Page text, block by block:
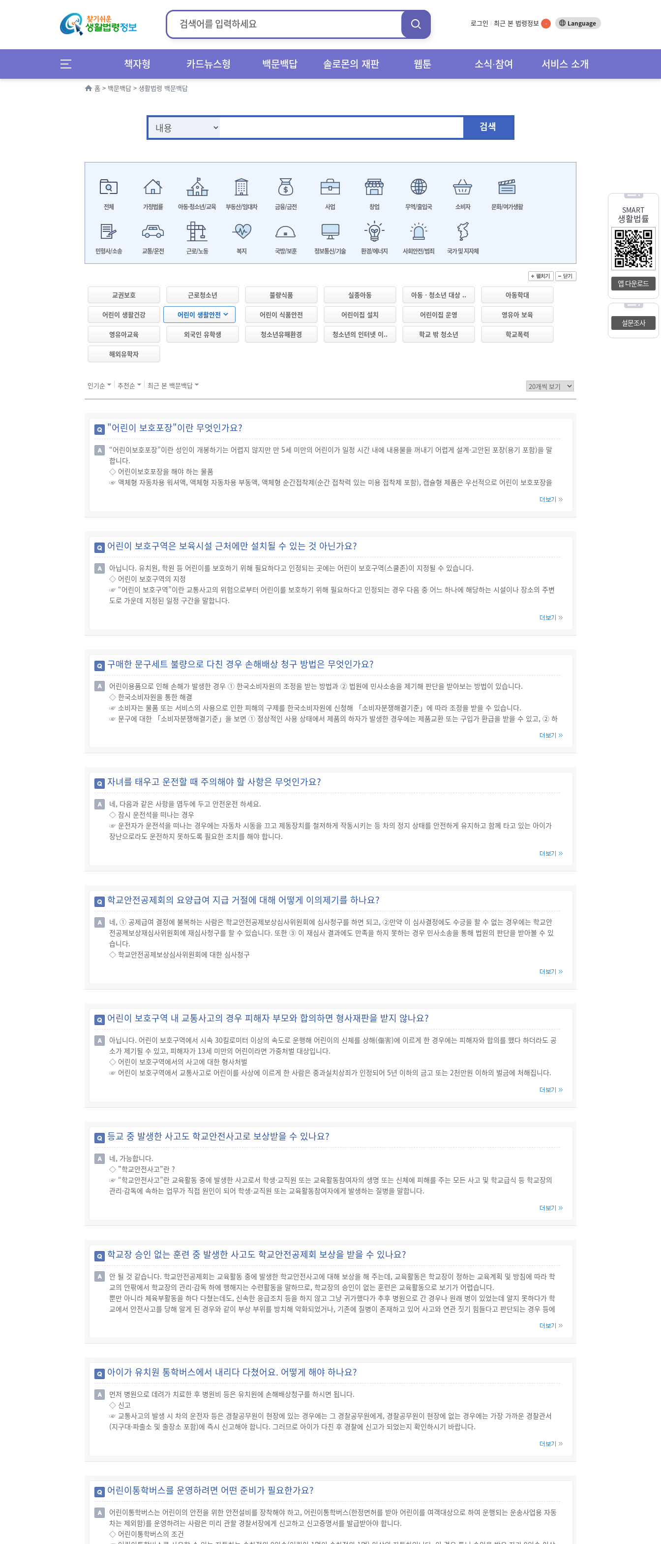
로그인 최근 본 법령정보 - Language
책자형 카드뉴스형 백문백답 솔로몬의 재판 웹툰 소식∙참여 서비스 소개
SMART
생활법률
앱 다운로드
설문조사
홈 > 백문백답 > 생활법령 백문백답
검색
전체 가정법률 아동·청소년/교육 부동산/임대차 금융/금전 사업 창업 무역/출입국 소비자 문화/여가생활
민형사/소송 교통/운전 근로/노동 복지 국방/보훈 정보통신/기술 환경/에너지 사회안전/범죄 국가 및 지자체
교권보호 근로청소년 불량식품 실종아동 아동ㆍ청소년 대상 .. 아동학대
어린이 생활건강 어린이 생활안전 어린이 식품안전 어린이집 설치 어린이집 운영 영유아 보육
영유아교육 외국인 유학생 청소년유해환경 청소년의 인터넷 이.. 학교 밖 청소년 학교폭력
해외유학자
인기순 추천순 최근 본 백문백답
"어린이 보호포장"이란 무엇인가요?
“어린이보호포장”이란 성인이 개봉하기는 어렵지 않지만 만 5세 미만의 어린이가 일정 시간 내에 내용물을 꺼내기 어렵게 설계·고안된 포장(용기 포함)을 말
합니다.
◇ 어린이보호포장을 해야 하는 물품
☞ 액체형 자동차용 워셔액, 액체형 자동차용 부동액, 액체형 순간접착제(순간 접착력 있는 미용 접착제 포함), 캡슐형 제품은 우선적으로 어린이 보호포장을
☞ 그 밖에 메탄올, 살리실산메틸 등 특정 물질을 기준치 이상 함유하는 경우나 제품 내 함유된 이소부틸 알코올, 탄화수소, 케톤 등의 물질 총합이 10% 이상
의 액상제품(40 ℃에서 동점도 20.5 ㎟/s 이하)인 경우, 제품 내 최종 함유물이 pH 2.0이하 또는 pH 11.5이상의 액상제품(40 ℃에서 동점도 20.5 ㎟/s 이
이미지 단락
어린이 보호구역은 보육시설 근처에만 설치될 수 있는 것 아닌가요?
아닙니다. 유치원, 학원 등 어린이를 보호하기 위해 필요하다고 인정되는 곳에는 어린이 보호구역(스쿨존)이 지정될 수 있습니다.
◇ 어린이 보호구역의 지정
☞ “어린이 보호구역”이란 교통사고의 위험으로부터 어린이를 보호하기 위해 필요하다고 인정되는 경우 다음 중 어느 하나에 해당하는 시설이나 장소의 주변
도로 가운데 지정된 일정 구간을 말합니다.
- 어린이집 가운데 정원 100명 이상의 보육시설(단, 교통사고의 위험으로부터 어린이를 보호할 필요가 있다고 인정되는 경우에는 정원이 100명 미만의 보육
- 외국인학교 또는 대안학교, 대안교육기관, 국제학교 및 외국교육기관 중 유치원·초등학교 교과과정이 있는 학교
- 그 밖에 어린이가 자주 왕래하는 곳으로서 조례로 정하는 시설 또는 장소
구매한 문구세트 불량으로 다친 경우 손해배상 청구 방법은 무엇인가요?
어린이용품으로 인해 손해가 발생한 경우 ① 한국소비자원의 조정을 받는 방법과 ② 법원에 민사소송을 제기해 판단을 받아보는 방법이 있습니다.
◇ 한국소비자원을 통한 해결
☞ 소비자는 물품 또는 서비스의 사용으로 인한 피해의 구제를 한국소비자원에 신청해 「소비자분쟁해결기준」에 따라 조정을 받을 수 있습니다.
☞ 문구에 대한 「소비자분쟁해결기준」을 보면 ① 정상적인 사용 상태에서 제품의 하자가 발생한 경우에는 제품교환 또는 구입가 환급을 받을 수 있고, ② 하
☞ 그러나 사업자와 원만한 조정이 이루어지지 않는 경우에는 법원에 민사소송을 제기해 손해배상을 받을 수 있습니다.
자녀를 태우고 운전할 때 주의해야 할 사항은 무엇인가요?
네, 다음과 같은 사항을 염두에 두고 안전운전 하세요.
◇ 잠시 운전석을 떠나는 경우
☞ 운전자가 운전석을 떠나는 경우에는 자동차 시동을 끄고 제동장치를 철저하게 작동시키는 등 차의 정지 상태를 안전하게 유지하고 함께 타고 있는 아이가
장난으로라도 운전하지 못하도록 필요한 조치를 해야 합니다.
☞ 운전자는 함께 타고 있는 아이가 안전을 확인하지 않고 차의 문을 열거나 내리지 않도록 지도해야 하고, 아이가 교통의 위험을 일으키지 않도록 필요한 조치
◇ 영유아보호용 장구및 좌석안전띠의 착용
☞ 자동차(이륜자동차 제외)의 운전자는 자동차를 운전할 경우 좌석안전띠를 매어야 하고, 모든 좌석의 동승자에게 좌석안전띠를 매도록 해야 하며, 특히 동승
자가 6세 미만의 영유아인 경우에는 영유아보호용 장구를 장착한 후에 좌석안전띠를 매도록 해야 합니다.
☞ 위의 주의사항을 위반한 운전자는 20만원 이하의 과태료를 부과받게 됩니다.
학교안전공제회의 요양급여 지급 거절에 대해 어떻게 이의제기를 하나요?
네, ① 공제급여 결정에 불복하는 사람은 학교안전공제보상심사위원회에 심사청구를 하면 되고, ②만약 이 심사결정에도 수긍을 할 수 없는 경우에는 학교안
전공제보상재심사위원회에 재심사청구를 할 수 있습니다. 또한 ③ 이 재심사 결과에도 만족을 하지 못하는 경우 민사소송을 통해 법원의 판단을 받아볼 수 있
습니다.
◇ 학교안전공제보상심사위원회에 대한 심사청구
☞ 학교안전공제보상심사위원회가 결정을 한 후 이 결정을 수긍하면 공제회와 심사청구인 간에 해당 결정의 내용과 동일한 합의가 성립된 것으로 봅니다.
은 날부터 60일 이내에 재심사청구에 대한 재결을 하도록 되어 있습니다.
☞ 학교안전공제보상재심사위원회가 재결을 한 후 이 결정을 수긍하면 공제회와 재심사청구인 간에 해당 재결 내용과 동일한 합의가 성립된 것으로 봅니다.
어린이 보호구역 내 교통사고의 경우 피해자 부모와 합의하면 형사재판을 받지 않나요?
아닙니다. 어린이 보호구역에서 시속 30킬로미터 이상의 속도로 운행해 어린이의 신체를 상해(傷害)에 이르게 한 경우에는 피해자와 합의를 했다 하더라도 공
소가 제기될 수 있고, 피해자가 13세 미만의 어린이라면 가중처벌 대상입니다.
◇ 어린이 보호구역에서의 사고에 대한 형사처벌
☞ 어린이 보호구역에서 교통사고로 어린이를 사상에 이르게 한 사람은 중과실치상죄가 인정되어 5년 이하의 금고 또는 2천만원 이하의 벌금에 처해집니다.
② 피해자를 상해에 이르게 한 경우: 1년 이상 15년 이하의 징역 또는 500만원 이상 3천만원 이하의 벌금
☞ 형사재판에 관한 부분은 대한법률구조공단(www.klac.or.kr 이나 ☎ 국번없이 132) 등에 문의하시면 자세한 도움을 받으실 수 있습니다.
등교 중 발생한 사고도 학교안전사고로 보상받을 수 있나요?
네, 가능합니다.
◇ "학교안전사고"란 ?
☞ “학교안전사고”란 교육활동 중에 발생한 사고로서 학생·교직원 또는 교육활동참여자의 생명 또는 신체에 피해를 주는 모든 사고 및 학교급식 등 학교장의
관리·감독에 속하는 업무가 직접 원인이 되어 학생·교직원 또는 교육활동참여자에게 발생하는 질병을 말합니다.
- 그 밖에 다음 중 어느 하나에 해당하는 시간 중의 활동으로서 위의 활동과 관련된 활동
· 통상적인 경로 및 방법에 의한 등·하교 시간
· 휴식시간 및 교육활동 전후의 통상적인 학교체류시간
· 학교장의 지시로 학교에 있는 시간
· 학교장이 인정하는 직업체험, 직장견학 및 현장실습 등의 시간
· 기숙사에서 생활하는 시간
학교장 승인 없는 훈련 중 발생한 사고도 학교안전공제회 보상을 받을 수 있나요?
안 될 것 같습니다. 학교안전공제회는 교육활동 중에 발생한 학교안전사고에 대해 보상을 해 주는데, 교육활동은 학교장이 정하는 교육계획 및 방침에 따라 학
교의 안팎에서 학교장의 관리·감독 하에 행해지는 수련활동을 말하므로, 학교장의 승인이 없는 훈련은 교육활동으로 보기가 어렵습니다.
뿐만 아니라 체육부활동을 하다 다쳤는데도, 신속한 응급조치 등을 하지 않고 그냥 귀가했다가 추후 병원으로 간 경우나 원래 병이 있었는데 알지 못하다가 학
교에서 안전사고를 당해 알게 된 경우와 같이 부상 부위를 방치해 악화되었거나, 기존에 질병이 존재하고 있어 사고와 연관 짓기 힘들다고 판단되는 경우 등에
☞ ① 학생, 교직원, 교육활동참여자의 자해·자살이나 ② 학교안전사고로 피해를 입은 학생 등 또는 학생 등의 친권자·후견인 그 밖에 다른 법률에 따라 학생
◇ 공제급여의 감액
☞ 공제회는 공제급여액을 결정할 때 학생 등에게 이미 존재하던 질병, 부상 또는 신체장애 등이 학교안전사고로 악화된 경우에는 이미 존재하던 질병, 부상 또
는 신체장애 등의 치료에 필요한 비용을 제외하고 공제급여를 지급할 수 있습니다.
☞ 공제회는 장해급여, 간병급여 및 유족급여를 산정할 때 피공제자인 학생 등에게 과실이 있으면 이를 상계한 후 지급할 수 있습니다.
아이가 유치원 통학버스에서 내리다 다쳤어요. 어떻게 해야 하나요?
먼저 병원으로 데려가 치료한 후 병원비 등은 유치원에 손해배상청구를 하시면 됩니다.
◇ 신고
☞ 교통사고의 발생 시 차의 운전자 등은 경찰공무원이 현장에 있는 경우에는 그 경찰공무원에게, 경찰공무원이 현장에 없는 경우에는 가장 가까운 경찰관서
(지구대·파출소 및 출장소 포함)에 즉시 신고해야 합니다. 그러므로 아이가 다친 후 경찰에 신고가 되었는지 확인하시기 바랍니다.
☞ 유치원의 원장은 원아의 안전사고를 예방하기 위해 어린이 또는 영유아를 태운 어린이통학버스에 성년인 사람 중 유치원 원장이 지명한 사람으로 어린이
또는 영유아를 보호할 수 있는 사람이 타도록 해야 하고, 동승한 보호자는 어린이나 영유아가 승차 또는 하차할 때 자동차에서 내려서 어린이나 영유아가 안전
☞ 어린이 통학버스를 운전하는 사람은 어린이 또는 영유아가 어린이 통학버스에서 내린 후 보도 또는 길가장자리구역 등 자동차로부터 안전한 장소에 도착한
것을 확인한 후에 버스를 출발시켜야 하고, 어린이통학버스 운행을 마친 후에는 어린이나 영유아가 모두 하차했는지를 확인해야 하므로, 운전자가 주의를 제대
로 기울이고 있었는지 확인하세요.
☞ 어린이통학버스를 운전하는 사람은 어린이나 영유아의 하차 여부를 확인할 때에는 어린이나 영유아의 하차를 확인할 수 있는 장치(이하 "어린이 하차확인
장치"라 함)를 작동해야 하므로, 운전자가 어린이 하차확인장치를 작동시켰는지 확인하세요.
어린이통학버스를 운영하려면 어떤 준비가 필요한가요?
어린이통학버스는 어린이의 안전을 위한 안전설비를 장착해야 하고, 어린이통학버스(한정면허를 받아 어린이를 여객대상으로 하여 운행되는 운송사업용 자동
차는 제외함)를 운영하려는 사람은 미리 관할 경찰서장에게 신고하고 신고증명서를 발급받아야 합니다.
◇ 어린이통학버스의 조건